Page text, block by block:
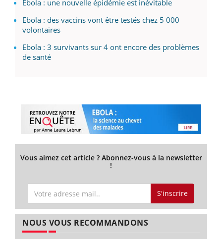
Ebola : une nouvelle épidémie est inévitable
Ebola : des vaccins vont être testés chez 5 000
volontaires
Ebola : 3 survivants sur 4 ont encore des problèmes
de santé
Vous aimez cet article ? Abonnez-vous à la newsletter
!
S'inscrire
NOUS VOUS RECOMMANDONS